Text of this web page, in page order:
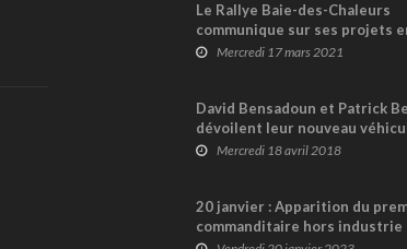
Le Rallye Baie-des-Chaleurs
communique sur ses projets
l'édition 2021
Mercredi 17 mars 2021
David Bensadoun et Patrick
dévoilent leur nouveau
rallye-raid
Mercredi 18 avril 2018
20 janvier : Apparition du
commanditaire hors industrie